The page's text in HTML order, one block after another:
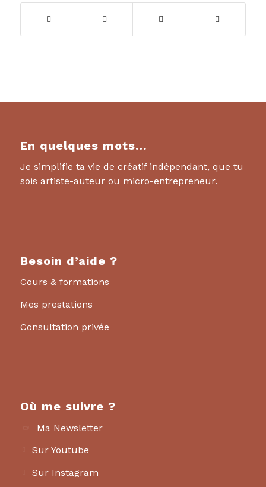
En quelques mots…
Je simplifie ta vie de créatif indépendant, que tu
sois artiste-auteur ou micro-entrepreneur.
Besoin d’aide ?
Cours & formations
Mes prestations
Consultation privée
Où me suivre ?
Ma Newsletter
Sur Youtube
Sur Instagram